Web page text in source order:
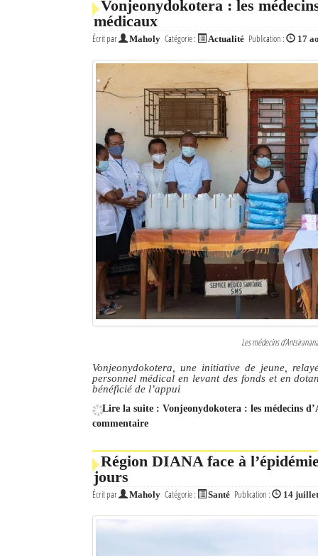
Vonjeonydokotera : les
médicaux
Écrit par Maholy Catégorie : Actualité Publication : 17
Les médecins
Vonjeonydokotera, une initiative de jeune,
personnel médical en levant des fonds et en
bénéficié de l’appui
Lire la suite : Vonjeonydokotera : les médecins
commentaire
Région DIANA face à
jours
Écrit par Maholy Catégorie : Santé Publication : 14